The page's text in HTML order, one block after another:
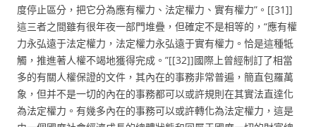
度停止區分，把它分為應有權力、法定權力、實有權力”。[[31]]
這三者之間雖有很年夜一部門堆疊，但確定不是相等的，“應有權
力永弘遠于法定權力，法定權力永弘遠于實有權力。恰是這種牴
觸，推進著人權不竭地獲得完成。”[[32]]國際上曾經制訂了相當
多的有關人權保證的文件，其內在的事務非常普遍，簡直包羅萬
象，但并不是一切的內在的事務都可以或許規則在其實法直達化
為法定權力。有幾多內在的事務可以或許轉化為法定權力，這是